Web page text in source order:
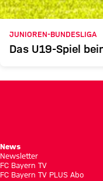
JUNIOREN-BUNDESLIGA
Das U19-Spiel
News
Newsletter
FC Bayern TV
FC Bayern TV PLUS Abo